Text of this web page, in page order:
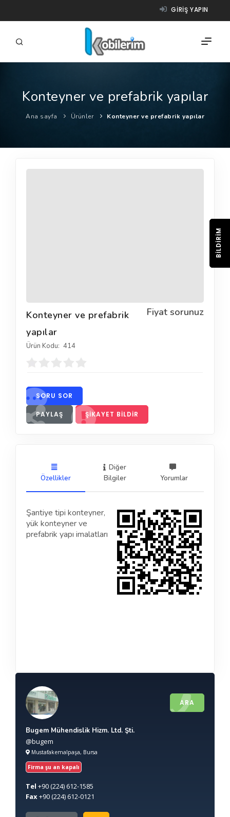
GIRIŞ YAPIN
FIRMALAR
ÜRÜNLER
NASIL ÇALIŞIR?
YARDIM
Konteyner ve prefabrik yapılar
Ana sayfa Ürünler Konteyner ve prefabrik yapılar
Fiyat sorunuz
Konteyner ve prefabrik
yapılar
Ürün Kodu: 414
SORU SOR
PAYLAŞ ŞIKAYET BILDIR
Özellikler
Diğer
Bilgiler
Yorumlar
Şantiye tipi konteyner,
yük konteyner ve
prefabrik yapı imalatları
ARA
Bugem Mühendislik Hizm. Ltd. Şti.
@bugem
Mustafakemalpaşa, Bursa
Firma şu an kapalı
Tel +90(224) 612-1585
Fax+90(224) 612-0121
BILDIRIM